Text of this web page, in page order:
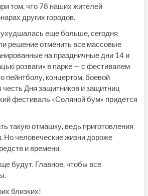
том, что 78 наших жителей
других городов.
еще больше, сегодня
решение отменить все массовые
на праздничные дни 14 и
розваги» в парке — с фестивалем
пейнтболу, концертом, боевой
честь Дня защитников и защитниц
фестиваль «Соляной бум» придется
такую отмашку, ведь приготовления
Но человеческие жизни дороже
и времени.
будут. Главное, чтобы все
близких!